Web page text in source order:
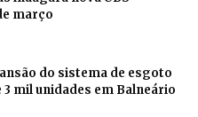
março
do sistema de esgoto
mil unidades em Balneário